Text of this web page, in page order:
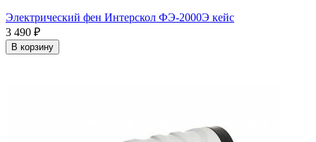
Электрический фен Интерскол ФЭ-2000Э кейс
3 490 ₽
В корзину